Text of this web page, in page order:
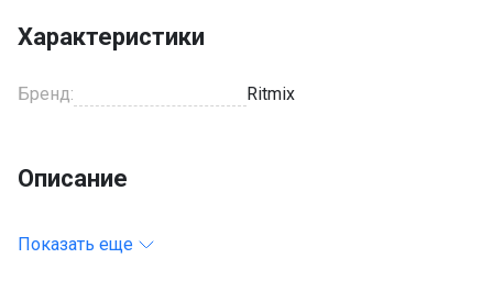
Характеристики
Бренд: Ritmix
Описание
Показать еще